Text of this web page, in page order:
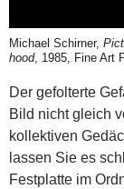
Michael Schirner,
hood, 1985, Fine Art
Der gefolterte
Bild nicht gleich
kollektiven
lassen Sie es
Festplatte im